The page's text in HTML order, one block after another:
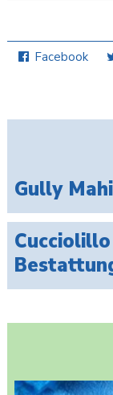
Facebook
Gully